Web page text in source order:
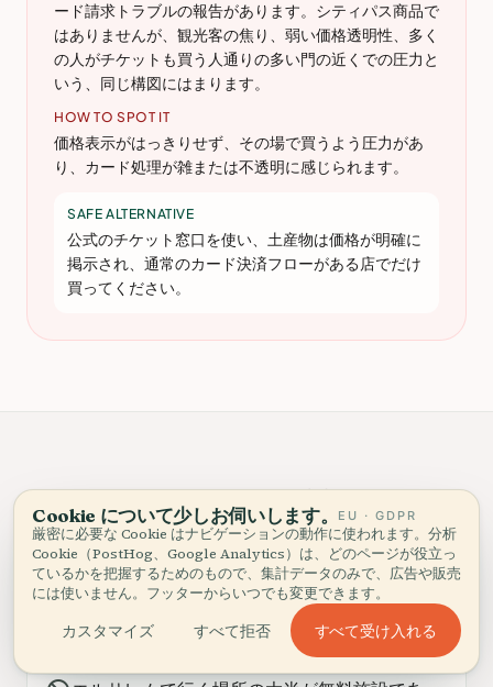
ード請求トラブルの報告があります。シティパス商品で
はありませんが、観光客の焦り、弱い価格透明性、多く
の人がチケットも買う人通りの多い門の近くでの圧力と
いう、同じ構図にはまります。
HOW TO SPOT IT
価格表示がはっきりせず、その場で買うよう圧力があ
り、カード処理が雑または不透明に感じられます。
SAFE ALTERNATIVE
公式のチケット窓口を使い、土産物は価格が明確に
掲示され、通常のカード決済フローがある店でだけ
買ってください。
Don't buy a pass if…
block滞在が2日以下で、有料施設は1か所か2か所し
Cookie について少しお伺いします。 EU · GDPR
厳密に必要な Cookie はナビゲーションの動作に使われます。分析
Cookie（PostHog、Google Analytics）は、どのページが役立っ
ているかを把握するためのもので、集計データのみで、広告や販売
には使いません。フッターからいつでも変更できます。
カスタマイズ すべて拒否 すべて受け入れる